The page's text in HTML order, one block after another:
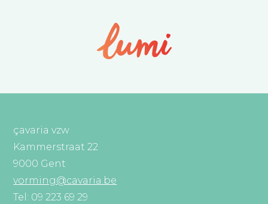
çavaria vzw
Kammerstraat 22
9000 Gent
vorming@cavaria.be
Tel: 09 223 69 29